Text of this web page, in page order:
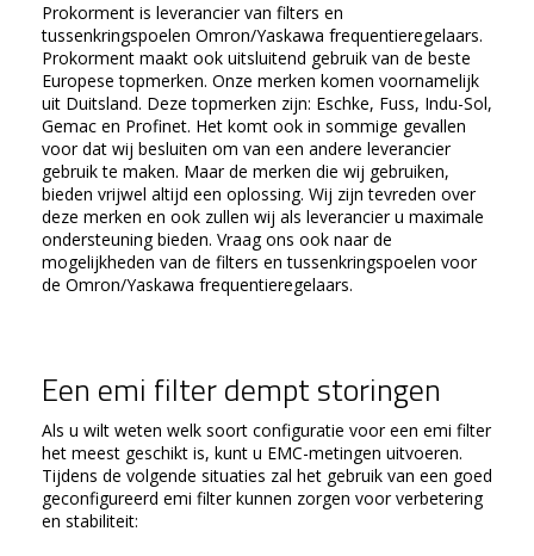
Prokorment is leverancier van filters en
tussenkringspoelen Omron/Yaskawa frequentieregelaars.
Prokorment maakt ook uitsluitend gebruik van de beste
Europese topmerken. Onze merken komen voornamelijk
uit Duitsland. Deze topmerken zijn: Eschke, Fuss, Indu-Sol,
Gemac en Profinet. Het komt ook in sommige gevallen
voor dat wij besluiten om van een andere leverancier
gebruik te maken. Maar de merken die wij gebruiken,
bieden vrijwel altijd een oplossing. Wij zijn tevreden over
deze merken en ook zullen wij als leverancier u maximale
ondersteuning bieden. Vraag ons ook naar de
mogelijkheden van de filters en tussenkringspoelen voor
de Omron/Yaskawa frequentieregelaars.
Een emi filter dempt storingen
Als u wilt weten welk soort configuratie voor een emi filter
het meest geschikt is, kunt u EMC-metingen uitvoeren.
Tijdens de volgende situaties zal het gebruik van een goed
geconfigureerd emi filter kunnen zorgen voor verbetering
en stabiliteit: